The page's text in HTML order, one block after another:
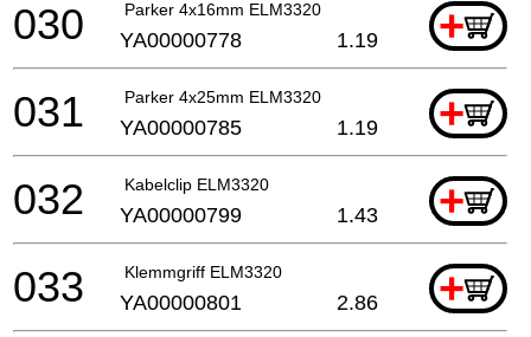
Parker 4x16mm ELM3320 +
030 YA00000778 1.19
Parker 4x25mm ELM3320 +
031 YA00000785 1.19
Kabelclip ELM3320 +
032 YA00000799 1.43
Klemmgriff ELM3320 +
033 YA00000801 2.86